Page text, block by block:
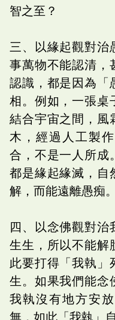
智之至？
三、以緣起觀對治
事萬物不能認清，
認識，都是因為「
相。例如，一張桌
結合宇宙之間，風
木，經過人工製
合，不是一人所成
都是緣起緣滅，自
解，而能遠離愚痴。
四、以念佛觀對治
生生，所以不能解
此要打得「我執」
生。如果我們能念
我執沒有地方安
無，如此「我執」